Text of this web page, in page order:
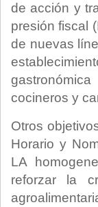
de acción y
presión fiscal
de nuevas
cocineros y
Otros
Horario y
LA
reforzar la